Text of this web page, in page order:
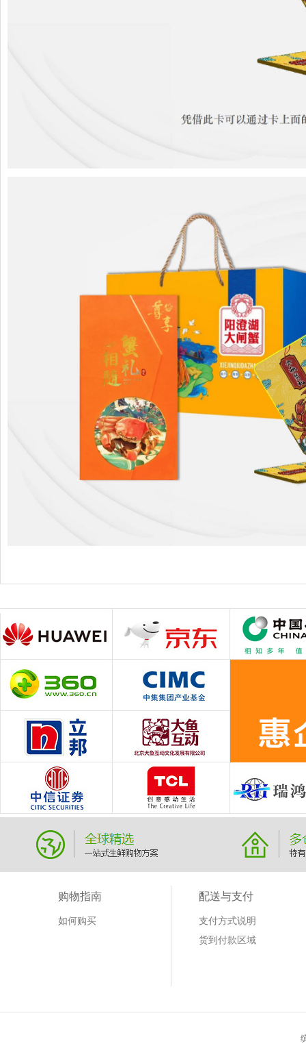
购物指南
如何购买
配送与支付
支付方式说明
货到付款区域